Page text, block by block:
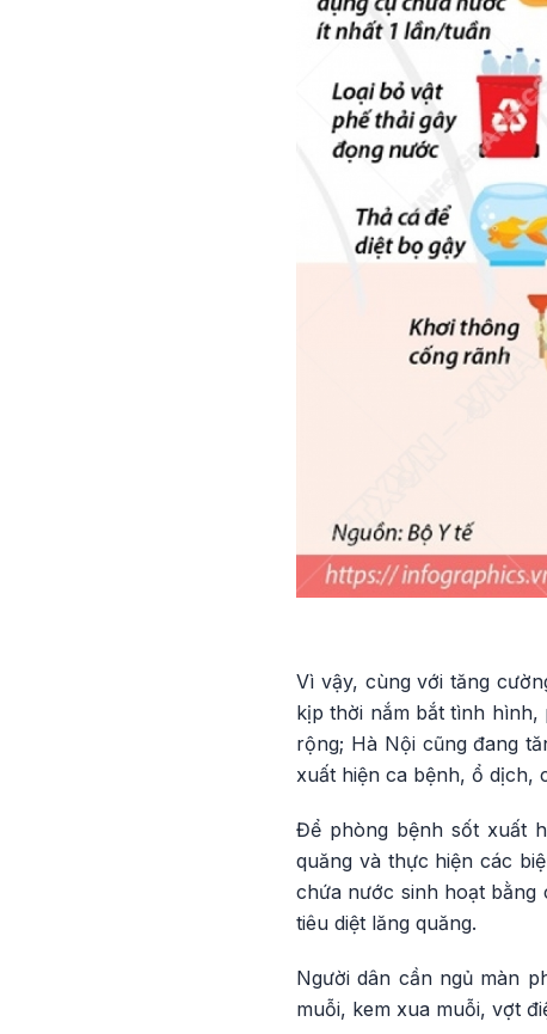
Vì vậy, cùng với tăng
kịp thời nắm bắt tình
rộng; Hà Nội cũng đang
xuất hiện ca bệnh, ổ dịch,
Để phòng bệnh sốt xuất
quăng và thực hiện các
chứa nước sinh hoạt
tiêu diệt lăng quăng.
Người dân cần ngủ màn
muỗi, kem xua muỗi, vợt